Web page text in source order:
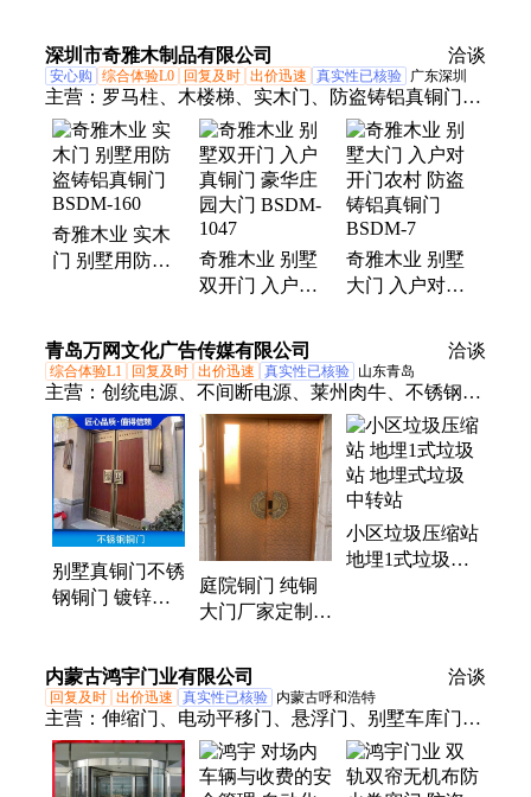
开中式 真材实
料
气美观 真材实
料
深圳市奇雅木制品有限公司 洽谈
安心购 综合体验L0 回复及时 出价迅速 真实性已核验 广东深圳
主营： 罗马柱、木楼梯、实木门、防盗铸铝真铜门、
木扶手、榉木实木、衣柜订制、卧室衣柜、装饰门
窗、楼梯别墅、欧式楼梯、扶手定制、花格屏风、雕
花大门、奇雅木业、定制衣柜、实木立柱、木质楼
梯、花格定制、实木地板、电视背景、旋转楼梯、实
木复合、花格门窗、玻璃护栏、立柱扶手
奇雅木业 实木
门 别墅用防盗
奇雅木业 别墅
双开门 入户真
大门 BSDM-
1047
奇雅木业 别墅
大门 入户对开
BSDM-7
青岛万网文化广告传媒有限公司 洽谈
综合体验L1 回复及时 出价迅速 真实性已核验 山东青岛
主营： 创统电源、不间断电源、莱州肉牛、不锈钢铜
门、塑料颗粒、瓶盖颗粒、管道颗粒、洋马配件、打
印机、创统电源维修、西点柜、蛋糕柜、展柜、显微
镜、西门子开关插座
别墅真铜门不锈
钢铜门 镀锌钢
庭院铜门 纯铜
大门厂家定制源
实料
小区垃圾压缩站
地埋1式垃圾站
内蒙古鸿宇门业有限公司 洽谈
回复及时 出价迅速 真实性已核验 内蒙古呼和浩特
主营： 伸缩门、电动平移门、悬浮门、别墅车库门、
车牌识别道闸、升降柱、旋转门、快速堆积门、卷帘
门、感应门、出入库闸机、肯德基门